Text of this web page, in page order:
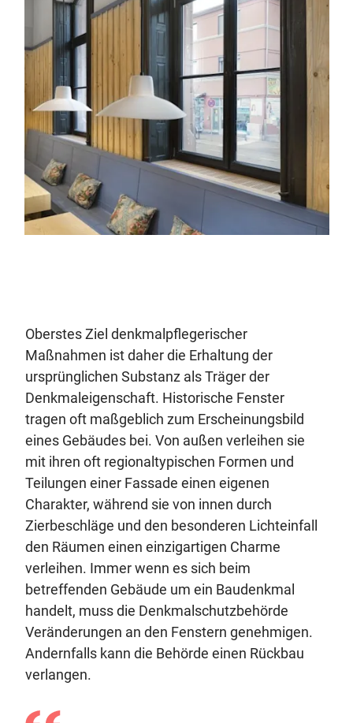
Oberstes Ziel denkmalpflegerischer
Maßnahmen ist daher die Erhaltung der
ursprünglichen Substanz als Träger der
Denkmaleigenschaft. Historische Fenster
tragen oft maßgeblich zum Erscheinungsbild
eines Gebäudes bei. Von außen verleihen sie
mit ihren oft regionaltypischen Formen und
Teilungen einer Fassade einen eigenen
Charakter, während sie von innen durch
Zierbeschläge und den besonderen Lichteinfall
den Räumen einen einzigartigen Charme
verleihen. Immer wenn es sich beim
betreffenden Gebäude um ein Baudenkmal
handelt, muss die Denkmalschutzbehörde
Veränderungen an den Fenstern genehmigen.
Andernfalls kann die Behörde einen Rückbau
verlangen.